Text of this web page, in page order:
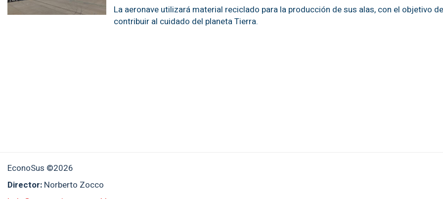
La aeronave utilizará material reciclado para la producción de sus alas, con el objetivo de
contribuir al cuidado del planeta Tierra.
EconoSus ©2026
Director: Norberto Zocco